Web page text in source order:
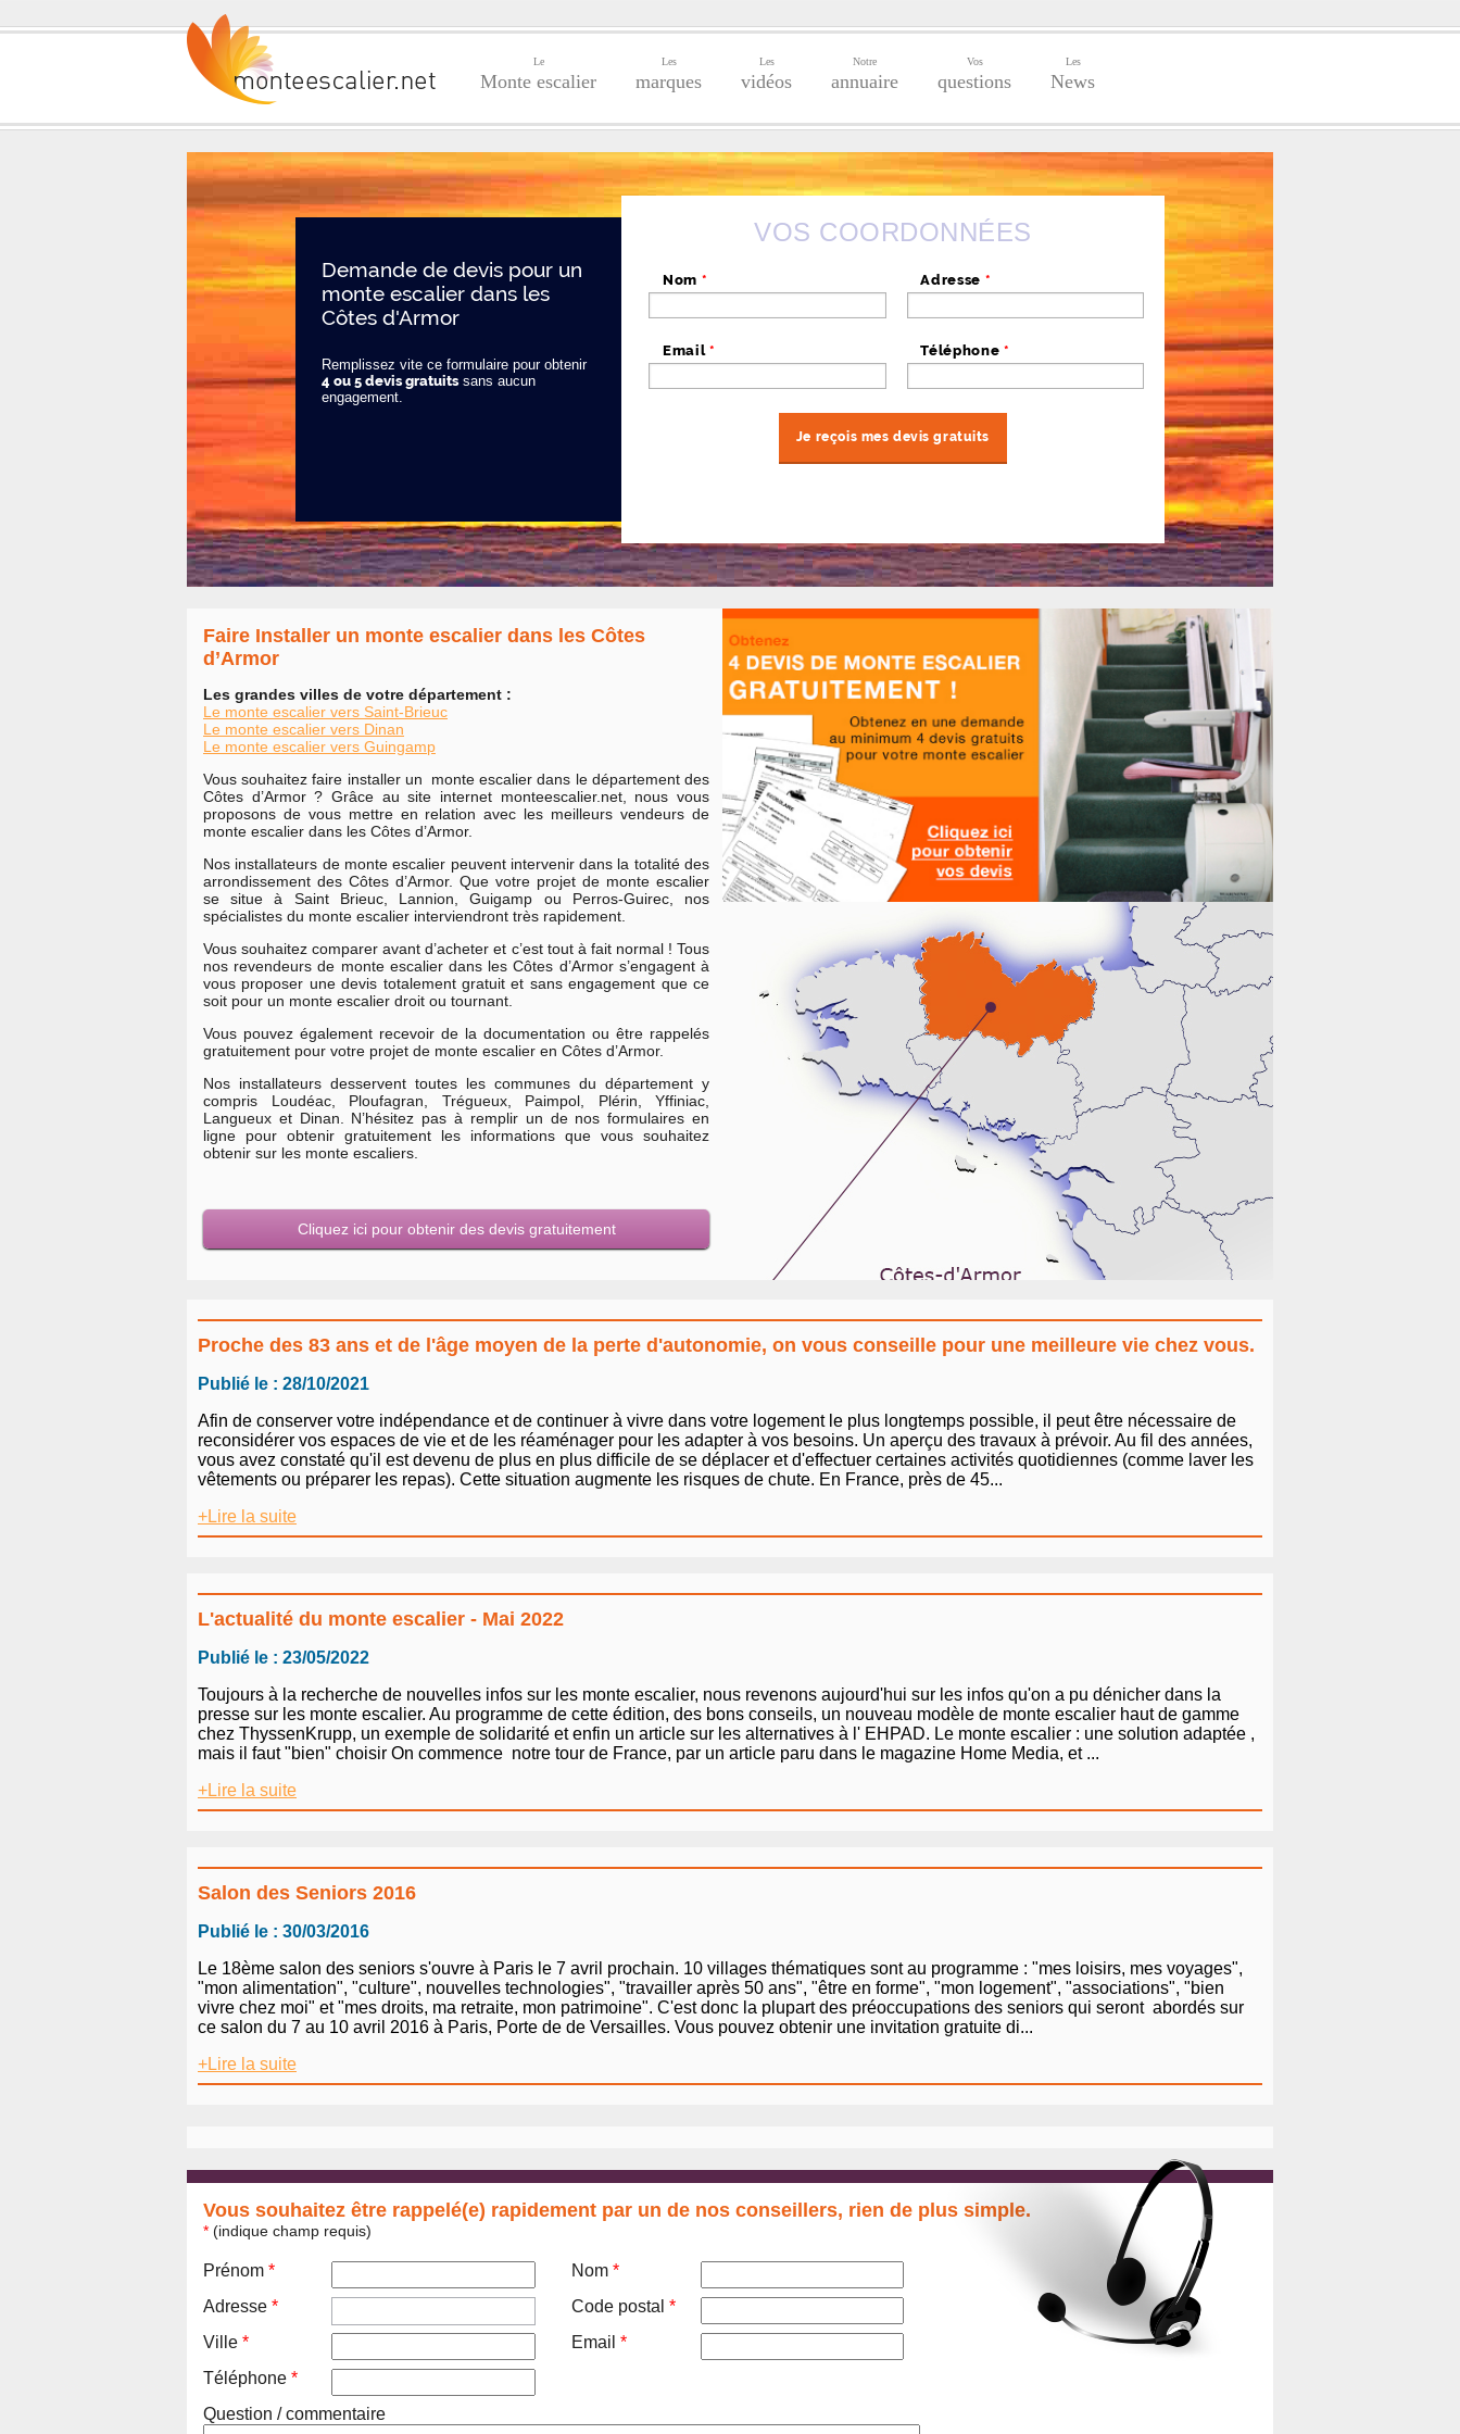
Le
Monte escalier
Les
marques
Les
vidéos
Notre
annuaire
Vos
questions
Les
News
Demande de devis pour un
monte escalier dans les
Côtes d'Armor
Remplissez vite ce formulaire pour obtenir
4 ou 5 devis gratuitssans aucun
engagement.
VOS COORDONNÉES
Nom *
Email *
Adresse *
Téléphone *
Faire Installer un monte escalier dans les Côtes
d’Armor
Les grandes villes de votre département :
Le monte escalier vers Saint-Brieuc
Le monte escalier vers Dinan
Le monte escalier vers Guingamp
Vous souhaitez faire installer un monte escalier dans le département des
Côtes d’Armor ? Grâce au site internet monteescalier.net, nous vous
proposons de vous mettre en relation avec les meilleurs vendeurs de
monte escalier dans les Côtes d’Armor.
Nos installateurs de monte escalier peuvent intervenir dans la totalité des
arrondissement des Côtes d’Armor. Que votre projet de monte escalier
se situe à Saint Brieuc, Lannion, Guigamp ou Perros-Guirec, nos
spécialistes du monte escalier interviendront très rapidement.
Vous souhaitez comparer avant d’acheter et c’est tout à fait normal ! Tous
nos revendeurs de monte escalier dans les Côtes d’Armor s’engagent à
vous proposer une devis totalement gratuit et sans engagement que ce
soit pour un monte escalier droit ou tournant.
Vous pouvez également recevoir de la documentation ou être rappelés
gratuitement pour votre projet de monte escalier en Côtes d’Armor.
Nos installateurs desservent toutes les communes du département y
compris Loudéac, Ploufagran, Trégueux, Paimpol, Plérin, Yffiniac,
Langueux et Dinan. N’hésitez pas à remplir un de nos formulaires en
ligne pour obtenir gratuitement les informations que vous souhaitez
obtenir sur les monte escaliers.
Cliquez ici pour obtenir des devis gratuitement
Proche des 83 ans et de l'âge moyen de la perte d'autonomie, on vous conseille pour une meilleure vie chez vous.
Publié le : 28/10/2021
Afin de conserver votre indépendance et de continuer à vivre dans votre logement le plus longtemps possible, il peut être nécessaire de
reconsidérer vos espaces de vie et de les réaménager pour les adapter à vos besoins. Un aperçu des travaux à prévoir. Au fil des années,
vous avez constaté qu'il est devenu de plus en plus difficile de se déplacer et d'effectuer certaines activités quotidiennes (comme laver les
vêtements ou préparer les repas). Cette situation augmente les risques de chute. En France, près de 45...
+Lire la suite
L'actualité du monte escalier - Mai 2022
Publié le : 23/05/2022
Toujours à la recherche de nouvelles infos sur les monte escalier, nous revenons aujourd'hui sur les infos qu'on a pu dénicher dans la
presse sur les monte escalier. Au programme de cette édition, des bons conseils, un nouveau modèle de monte escalier haut de gamme
chez ThyssenKrupp, un exemple de solidarité et enfin un article sur les alternatives à l' EHPAD. Le monte escalier : une solution adaptée ,
mais il faut "bien" choisir On commence notre tour de France, par un article paru dans le magazine Home Media, et ...
+Lire la suite
Salon des Seniors 2016
Publié le : 30/03/2016
Le 18ème salon des seniors s'ouvre à Paris le 7 avril prochain. 10 villages thématiques sont au programme : "mes loisirs, mes voyages",
"mon alimentation", "culture", nouvelles technologies", "travailler après 50 ans", "être en forme", "mon logement", "associations", "bien
vivre chez moi" et "mes droits, ma retraite, mon patrimoine". C'est donc la plupart des préoccupations des seniors qui seront abordés sur
ce salon du 7 au 10 avril 2016 à Paris, Porte de de Versailles. Vous pouvez obtenir une invitation gratuite di...
+Lire la suite
Vous souhaitez être rappelé(e) rapidement par un de nos conseillers, rien de plus simple.
* (indique champ requis)
Prénom * Nom*
Adresse * Code postal*
Ville * Email*
Téléphone *
Question / commentaire